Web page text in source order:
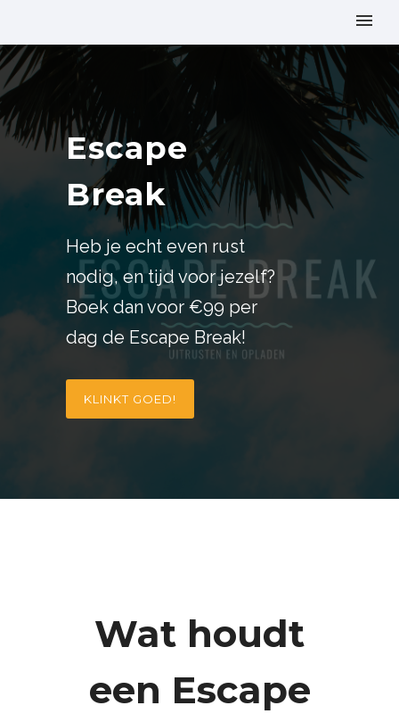
Escape
Break
Heb je echt even rust
nodig, en tijd voor jezelf?
Boek dan voor €99 per
dag de Escape Break!
KLINKT GOED!
Wat houdt
een Escape